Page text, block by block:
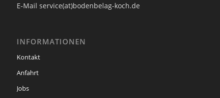
E-Mail service(at)bodenbelag-koch.de
INFORMATIONEN
Kontakt
Anfahrt
Jobs